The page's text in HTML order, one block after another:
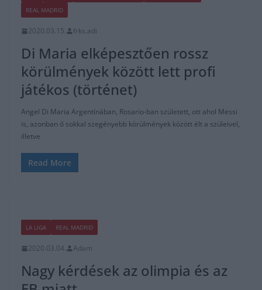
REAL MADRID
2020.03.15. frks.adi
Di Maria elképesztően rossz
körülmények között lett profi
játékos (történet)
Angel Di Maria Argentínában, Rosario-ban született, ott ahol Messi
is, azonban ő sokkal szegényebb körülmények között élt a szüleivel,
illetve
Read More
LA LIGA REAL MADRID
2020.03.04. Adam
Nagy kérdések az olimpia és az